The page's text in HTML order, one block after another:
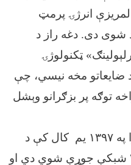
انرژۍ پرمټ
شوی دی. دغه راز د
ټکنولوژۍ
د ضایعاتو مخه نیسي، چې
توګه پر بزګرانو وېشل
دغه راز د کرنې وزارت له خوا په ۱۳۹۷ یم کال کې د
هېواد په کچه د اوبولګولو ۳۵۰ شبکې جوړې شوي دي او